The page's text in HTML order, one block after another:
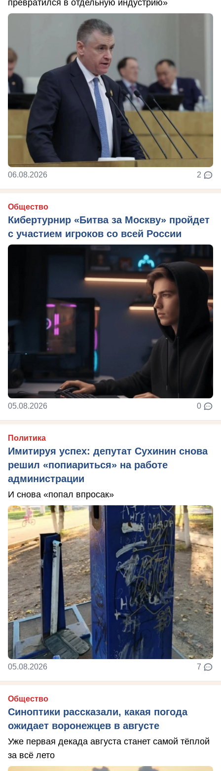
превратился в отдельную индустрию»
06.08.2026 2
Общество
Кибертурнир «Битва за Москву» пройдет
с участием игроков со всей России
05.08.2026 0
Политика
Имитируя успех: депутат Сухинин снова
решил «попиариться» на работе
администрации
И снова «попал впросак»
05.08.2026 7
Общество
Синоптики рассказали, какая погода
ожидает воронежцев в августе
Уже первая декада августа станет самой тёплой
за всё лето